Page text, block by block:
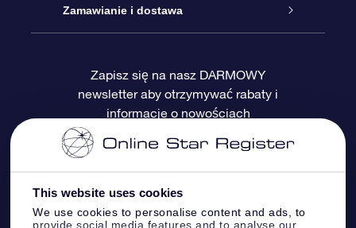
This website uses cookies
We use cookies to personalise content and ads, to
provide social media features and to analyse our
Blog
Recenzje
Pakiet Podarunkowy OSR
Karta podarunkowa OSR
Prezenty firmowe
Rejestr Gwiazd
Sprsonalizowana Strona Gwiazdy
One Million Stars
Gwieździsty Wygaszacz Ekranu OSR
Zamawianie i dostawa
Metody płatności
Dostawa
Polityka zwrotów
Zapisz się na nasz DARMOWY
newsletter aby otrzymywać rabaty i
informacje o nowościach